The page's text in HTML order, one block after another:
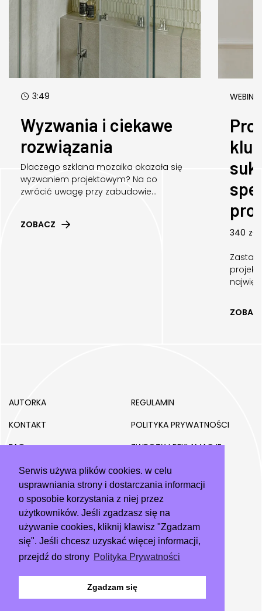
Serwis używa plików cookies. w celu
usprawniania strony i dostarczania informacji
o sposobie korzystania z niej przez
użytkowników. Jeśli zgadzasz się na
używanie cookies, kliknij klawisz "Zgadzam
się". Jeśli chcesz uzyskać więcej informacji,
przejdź do strony Polityka Prywatności
Zgadzam się
3:49
Wyzwania i ciekawe
rozwiązania
Dlaczego szklana mozaika okazała się
wyzwaniem projektowym? Na co
zwrócić uwagę przy zabudowie...
ZOBACZ
340 zł
AUTORKA
KONTAKT
FAQ
MOJE KONTO
REGULAMIN
POLITYKA PRYWATNOŚCI
ZWROTY I REKLAMACJE
info@dobryprojektant.pl
Dobry Projektant Sp. z o.o.
just.mi